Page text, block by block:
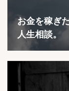
お金を稼ぎ
人生相談。